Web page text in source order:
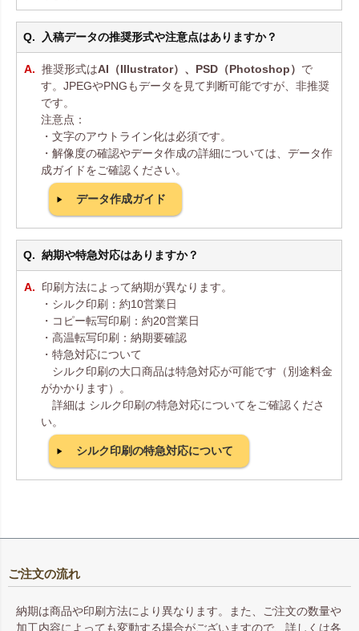
入稿データの推奨形式や注意点はありますか？
推奨形式はAI（Illustrator）、PSD（Photoshop） で
す。JPEGやPNGもデータを見て判断可能ですが、非推奨
です。
注意点：
・文字のアウトライン化は必須です。
・解像度の確認やデータ作成の詳細については、データ作
成ガイドをご確認ください。
データ作成ガイド
納期や特急対応はありますか？
印刷方法によって納期が異なります。
・シルク印刷：約10営業日
・コピー転写印刷：約20営業日
・高温転写印刷：納期要確認
・特急対応について
シルク印刷の大口商品は特急対応が可能です（別途料金
がかかります）。
詳細は シルク印刷の特急対応についてをご確認くださ
い。
シルク印刷の特急対応について
ご注文の流れ
納期は商品や印刷方法により異なります。また、ご注文の数量や
加工内容によっても変動する場合がございますので、詳しくは各